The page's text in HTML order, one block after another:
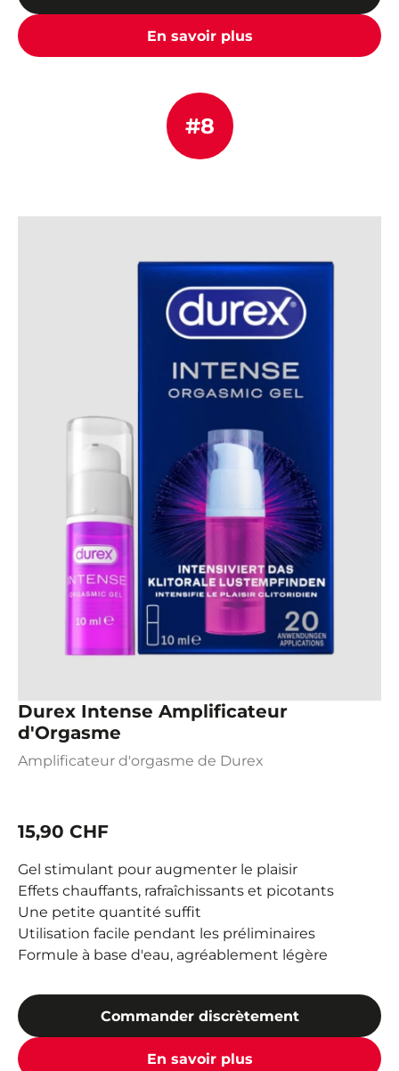
En savoir plus
#8
Durex Intense Amplificateur
d'Orgasme
Amplificateur d'orgasme de Durex
15,90 CHF
Gel stimulant pour augmenter le plaisir
Effets chauffants, rafraîchissants et picotants
Une petite quantité suffit
Utilisation facile pendant les préliminaires
Formule à base d'eau, agréablement légère
Commander discrètement
En savoir plus